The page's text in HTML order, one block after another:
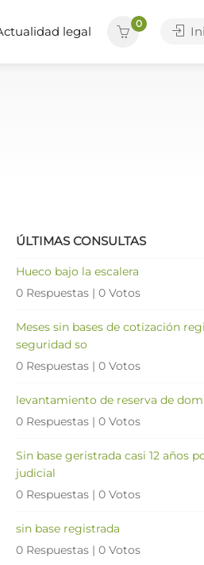
legal
0
ÚLTIMAS CONSULTAS
Hueco bajo la escalera
0 Respuestas | 0 Votos
Meses sin bases de cotización
seguridad so
0 Respuestas | 0 Votos
levantamiento de reserva de
0 Respuestas | 0 Votos
Sin base geristrada casi 12 años
judicial
0 Respuestas | 0 Votos
sin base registrada
0 Respuestas | 0 Votos